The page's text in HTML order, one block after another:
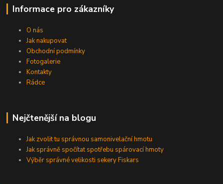
Informace pro zákazníky
O nás
Jak nakupovat
Obchodní podmínky
Fotogalerie
Kontakty
Rádce
Nejčtenější na blogu
Jak zvolit tu správnou samonivelační hmotu
Jak správně spočítat spotřebu spárovací hmoty
Výběr správné velikosti sekery Fiskars